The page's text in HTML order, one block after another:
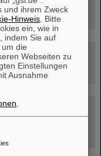
und ihrem Zweck
Hinweis . Bitte
ein, wie in
indem Sie auf
um die
Webseiten zu
Einstellungen
Ausnahme